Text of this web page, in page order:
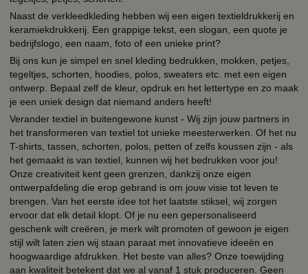
Naast de verkleedkleding hebben wij een eigen textieldrukkerij en
keramiekdrukkerij. Een grappige tekst, een slogan, een quote je
bedrijfslogo, een naam, foto of een unieke print?
Bij ons kun je simpel en snel kleding bedrukken, mokken, petjes,
tegeltjes, schorten, hoodies, polos, sweaters etc. met een eigen
ontwerp. Bepaal zelf de kleur, opdruk en het lettertype en zo maak
je een uniek design dat niemand anders heeft!
Verander textiel in buitengewone kunst - Wij zijn jouw partners in
het transformeren van textiel tot unieke meesterwerken. Of het nu
T-shirts, tassen, schorten, polos, petten of zelfs koussen zijn - als
het gemaakt is van textiel, kunnen wij het bedrukken voor jou!
Onze creativiteit kent geen grenzen, dankzij onze eigen
ontwerpafdeling die erop gebrand is om jouw visie tot leven te
brengen. Van het eerste idee tot het laatste stiksel, wij zorgen
ervoor dat elk detail klopt. Of je nu een gepersonaliseerd
geschenk wilt creëren, je merk wilt promoten of gewoon je eigen
stijl wilt laten zien wij staan paraat met innovatieve ideeën en
hoogwaardige afdrukken. Het beste van alles? Onze toewijding
aan kwaliteit betekent dat we al vanaf 1 stuk produceren. Geen